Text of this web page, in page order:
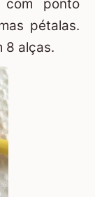
com ponto
pétalas.
8 alças.